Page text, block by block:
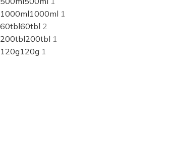
1000ml1000ml 1
60tbl60tbl 2
200tbl200tbl 1
120g120g 1